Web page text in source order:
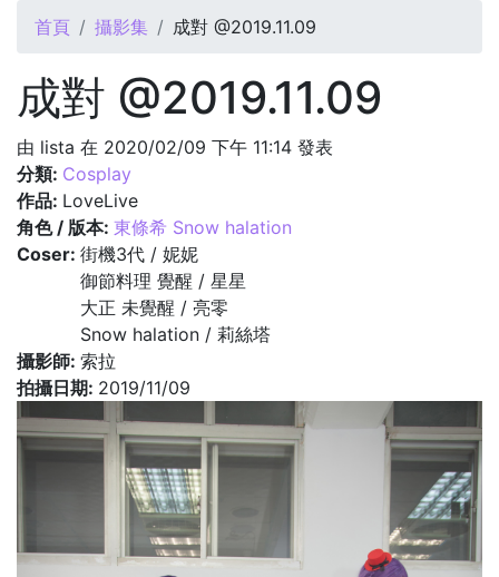
您在這裡
首頁 攝影集 成對 @2019.11.09
成對 @2019.11.09
由 lista 在 2020/02/09 下午 11:14 發表
分類: Cosplay
作品: LoveLive
角色 / 版本: 東條希 Snow halation
Coser: 街機3代 / 妮妮
御節料理 覺醒 / 星星
大正 未覺醒 / 亮零
Snow halation / 莉絲塔
攝影師: 索拉
拍攝日期: 2019/11/09